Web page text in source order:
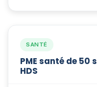
SANTÉ
PME santé de
HDS